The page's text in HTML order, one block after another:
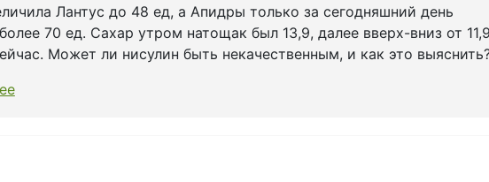
Лантус до 48 ед, а Апидры только за сегодняшний день
70 ед. Сахар утром натощак был 13,9, далее вверх-вниз от
Может ли нисулин быть некачественным, и как это